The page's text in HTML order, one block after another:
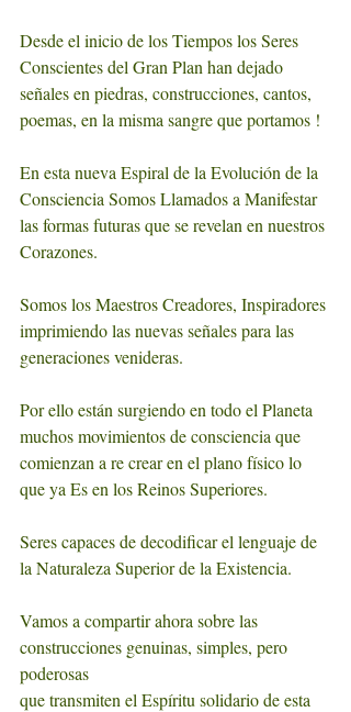
Desde el inicio de los Tiempos los Seres
Conscientes del Gran Plan han dejado
señales en piedras, construcciones, cantos,
poemas, en la misma sangre que portamos !
En esta nueva Espiral de la Evolución de la
Consciencia Somos Llamados a Manifestar
las formas futuras que se revelan en nuestros
Corazones.
Somos los Maestros Creadores, Inspiradores
imprimiendo las nuevas señales para las
generaciones venideras.
Por ello están surgiendo en todo el Planeta
muchos movimientos de consciencia que
comienzan a re crear en el plano físico lo
que ya Es en los Reinos Superiores.
Seres capaces de decodificar el lenguaje de
la Naturaleza Superior de la Existencia.
Vamos a compartir ahora sobre las
construcciones genuinas, simples, pero
poderosas
que transmiten el Espíritu solidario de esta